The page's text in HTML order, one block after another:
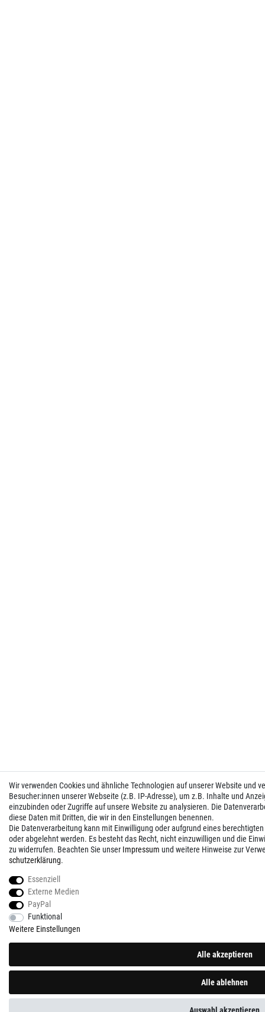
Wir verwenden Cookies und ähnliche Technologien auf unserer Website und
Besucher:innen unserer Webseite (z.B. IP-Adresse), um z.B. Inhalte und
einzubinden oder Zugriffe auf unsere Website zu analysieren. Die
diese Daten mit Dritten, die wir in den Einstellungen benennen.
Die Datenverarbeitung kann mit Einwilligung oder aufgrund eines
oder abgelehnt werden. Es besteht das Recht, nicht einzuwilligen und die
zu widerrufen. Beachten Sie unser Impressum und weitere Hinweise zur
schutz­erklärung.
Essenziell
Externe Medien
PayPal
Funktional
Weitere Einstellungen
Alle akzeptieren
Alle ablehnen
Auswahl akzeptieren